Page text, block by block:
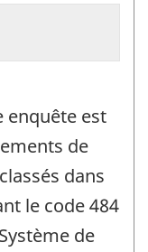
enquête est
de
dans
le code 484
de